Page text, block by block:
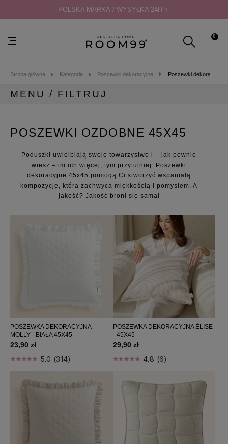
POLSKA MARKA / WYSYŁKA 24H ✨
0
Strona główna Kategorie Poszewki dekoracyjne Poszewki dekoracyjne
MENU / FILTRUJ
Kategorie
Zasłony na taras
Poszewki dekoracyjne
Poszewki dekoracyjne 40x40
Poszewki dekoracyjne 50x60
Poduszki dekoracyjne
Poduszki na krzesła
Narzuty
Prześcieradła
POSZEWKI OZDOBNE 45X45
Poduszki uwielbiają swoje towarzystwo i – jak pewnie
wiesz – im ich więcej, tym przytulniej. Poszewki
dekoracyjne 45x45 pomogą Ci stworzyć wspaniałą
kompozycję, która zachwyca miękkością i pomysłem. A
jakość? Jakość broni się sama!
POSZEWKA DEKORACYJNA
MOLLY - BIAŁA 45X45
23,90 zł
5.0 (314)
POSZEWKA DEKORACYJNA ÉLISE
- 45X45
29,90 zł
4.8 (6)